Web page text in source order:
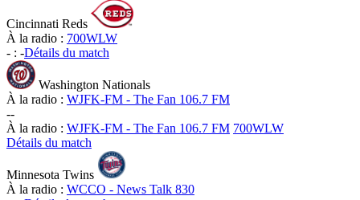
Cincinnati Reds
À la radio : 700WLW
- : -Détails du match
Washington Nationals
À la radio : WJFK-FM - The Fan 106.7 FM
--
À la radio : WJFK-FM - The Fan 106.7 FM 700WLW
Détails du match
Minnesota Twins
À la radio : WCCO - News Talk 830